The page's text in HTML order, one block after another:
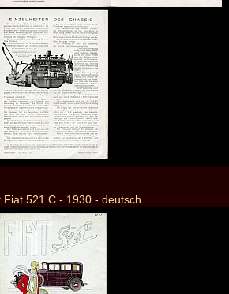
Fiat 521 C - 1930 - deutsch